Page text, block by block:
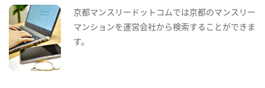
京都マンスリードットコムでは京都のマンスリー
マンションを運営会社から検索することができま
す。